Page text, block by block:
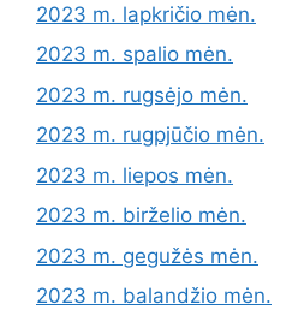
2023 m. lapkričio mėn.
2023 m. spalio mėn.
2023 m. rugsėjo mėn.
2023 m. rugpjūčio mėn.
2023 m. liepos mėn.
2023 m. birželio mėn.
2023 m. gegužės mėn.
2023 m. balandžio mėn.